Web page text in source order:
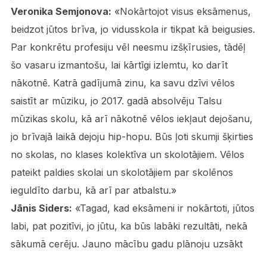
Veronika Semjonova: «Nokārtojot visus eksāmenus,
beidzot jūtos brīva, jo vidusskola ir tikpat kā beigusies.
Par konkrētu profesiju vēl neesmu izšķīrusies, tādēļ
šo vasaru izmantošu, lai kārtīgi izlemtu, ko darīt
nākotnē. Katrā gadījumā zinu, ka savu dzīvi vēlos
saistīt ar mūziku, jo 2017. gadā absolvēju Talsu
mūzikas skolu, kā arī nākotnē vēlos iekļaut dejošanu,
jo brīvajā laikā dejoju hip-hopu. Būs ļoti skumji šķirties
no skolas, no klases kolektīva un skolotājiem. Vēlos
pateikt paldies skolai un skolotājiem par skolēnos
ieguldīto darbu, kā arī par atbalstu.»
Jānis Siders: «Tagad, kad eksāmeni ir nokārtoti, jūtos
labi, pat pozitīvi, jo jūtu, ka būs labāki rezultāti, nekā
sākumā cerēju. Jauno mācību gadu plānoju uzsākt